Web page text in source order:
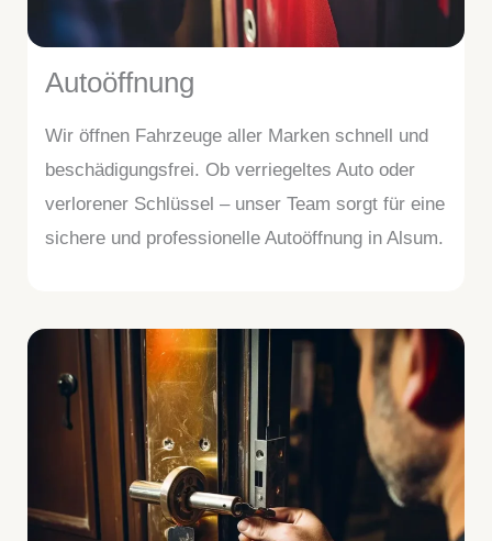
Autoöffnung
Wir öffnen Fahrzeuge aller Marken schnell und
beschädigungsfrei. Ob verriegeltes Auto oder
verlorener Schlüssel – unser Team sorgt für eine
sichere und professionelle Autoöffnung in Alsum.